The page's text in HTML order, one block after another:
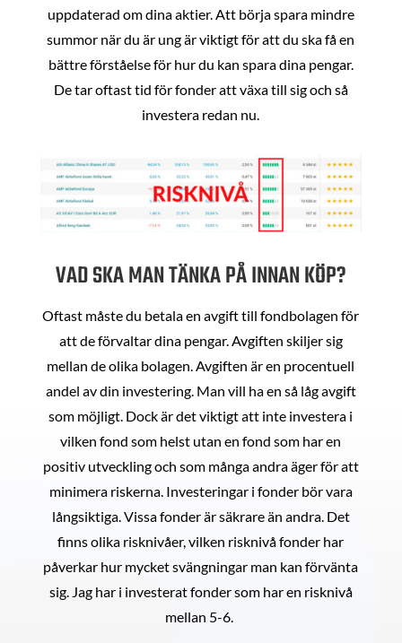
uppdaterad om dina aktier. Att börja spara mindre
summor när du är ung är viktigt för att du ska få en
bättre förståelse för hur du kan spara dina pengar.
De tar oftast tid för fonder att växa till sig och så
investera redan nu.
VAD SKA MAN TÄNKA PÅ INNAN KÖP?
Oftast måste du betala en avgift till fondbolagen för
att de förvaltar dina pengar. Avgiften skiljer sig
mellan de olika bolagen. Avgiften är en procentuell
andel av din investering. Man vill ha en så låg avgift
som möjligt. Dock är det viktigt att inte investera i
vilken fond som helst utan en fond som har en
positiv utveckling och som många andra äger för att
minimera riskerna. Investeringar i fonder bör vara
långsiktiga. Vissa fonder är säkrare än andra. Det
finns olika risknivåer, vilken risknivå fonder har
påverkar hur mycket svängningar man kan förvänta
sig. Jag har i investerat fonder som har en risknivå
mellan 5-6.